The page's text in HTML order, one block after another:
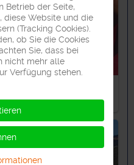
Betrieb der Seite,
diese Website und die
(Tracking Cookies).
ob Sie die Cookies
Sie, dass bei
nicht mehr alle
Verfügung stehen.